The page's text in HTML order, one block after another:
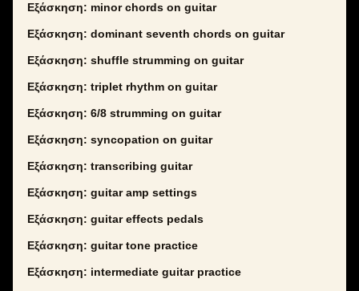
Εξάσκηση: minor chords on guitar
Εξάσκηση: dominant seventh chords on guitar
Εξάσκηση: shuffle strumming on guitar
Εξάσκηση: triplet rhythm on guitar
Εξάσκηση: 6/8 strumming on guitar
Εξάσκηση: syncopation on guitar
Εξάσκηση: transcribing guitar
Εξάσκηση: guitar amp settings
Εξάσκηση: guitar effects pedals
Εξάσκηση: guitar tone practice
Εξάσκηση: intermediate guitar practice